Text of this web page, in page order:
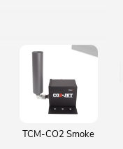
TCM-CO2 Smoke